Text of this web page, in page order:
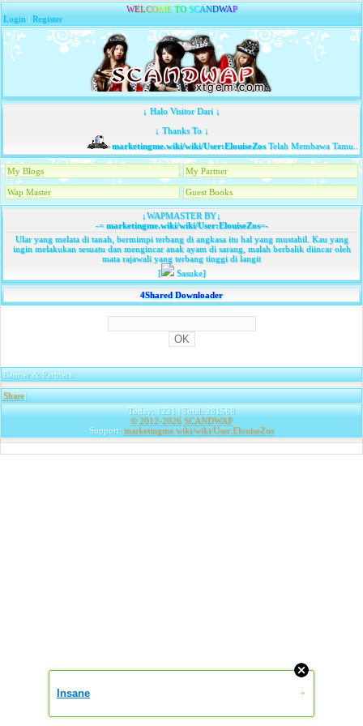
WELCOME TO SCANDWAP
Login |Register
↓ Halo Visitor Dari ↓
↓ Thanks To ↓
marketingme.wiki/wiki/User:ElouiseZosTelah Membawa Tamu...
My Blogs My Partner
Wap Master Guest Books
↓WAPMASTER BY↓
-=marketingme.wiki/wiki/User:ElouiseZos=-
Ular yang melata di tanah, bermimpi terbang di angkasa itu hal yang mustahil. Kau yang
ingin melakukan sesuatu dan mengincar anak ayam di sarang, malah berbalik diincar oleh
mata rajawali yang terbang tinggi di langit
[
Sasuke]
4Shared Downloader
Banner & Partners
Share|
Today: 1231 | Total: 281568
© 2012-2026 SCANDWAP
Support: marketingme.wiki/wiki/User:ElouiseZos
Insane »